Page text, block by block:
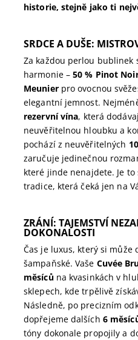
historie, stejně jako ti
SRDCE A DUŠE:
Za každou perlou bublinek
harmonie –50 % Pinot
Meunierpro ovocnou
elegantní jemnost.
rezervní vína, která
neuvěřitelnou hloubku a
pochází z neuvěřitelných
zaručuje jedinečnou
které jinde nenajdete. Je
tradice, která čeká jen na
ZRÁNÍ: TAJEMSTVÍ
DOKONALOSTI
Čas je luxus, který si
šampaňské. Vaše Cuvée
měsícůna kvasinkách v
sklepech, kde trpělivě
Následně, po precizním
dopřejeme dalších 6
tóny dokonale propojily a